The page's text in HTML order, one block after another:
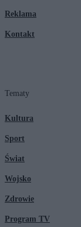
Reklama
Kontakt
Tematy
Kultura
Sport
Świat
Wojsko
Zdrowie
Program TV